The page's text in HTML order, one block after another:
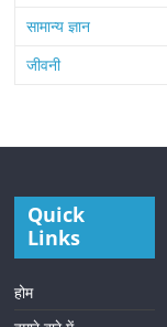
सामान्य ज्ञान
जीवनी
Quick
Links
होम